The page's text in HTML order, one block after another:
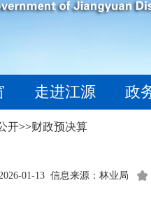
走进江源 政
开>>财政预决算
01-13 信息来源：林业局